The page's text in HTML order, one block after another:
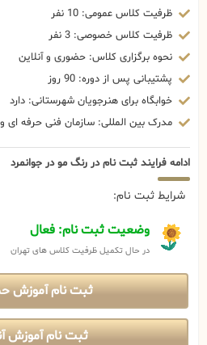
ظرفیت کلاس عمومی: 10 نفر
ظرفیت کلاس خصوصی: 3 نفر
نحوه برگزاری کلاس: حضوری و آنلاین
پشتیبانی پس از دوره: 90 روز
خوابگاه برای هنرجویان شهرستانی: دارد
مدرک بین المللی: سازمان فنی حرفه ای و
ادامه فرایند ثبت نام در رنگ مو در جوانمرد
شرایط ثبت نام:
وضعیت ثبت نام: فعال
در حال تکمیل ظرفیت کلاس های تهران
ثبت نام آموزش
ثبت نام آموزش